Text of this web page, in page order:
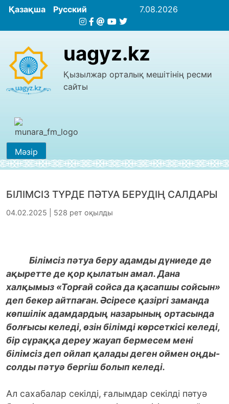
Қазақша Русский 7.08.2026
uagyz.kz
Қызылжар орталық мешітінің ресми
сайты
Мәзір
БІЛІМСІЗ ТҮРДЕ ПӘТУА БЕРУДІҢ САЛДАРЫ
04.02.2025 | 528 рет оқылды
Білімсіз пәтуа беру адамды дүниеде де
ақыретте де қор қылатын амал. Дана
халқымыз «Торғай сойса да қасапшы сойсын»
деп бекер айтпаған. Әсіресе қазіргі заманда
көпшілік адамдардың назарының ортасында
болғысы келеді, өзін білімді көрсеткісі келеді,
бір сұраққа дереу жауап бермесем мені
білімсіз деп ойлап қалады деген оймен оңды-
солды пәтуә бергіш болып келеді.
Ал сахабалар секілді, ғалымдар секілді пәтуә